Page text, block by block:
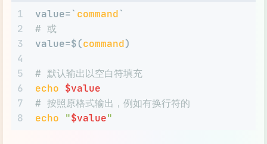
1
2
3
4
5
6
7
8
value=` command `
# 或
value=$(command)
# 默认输出以空白符填充
echo $value
# 按照原格式输出，例如有换行符的
echo
"$value"